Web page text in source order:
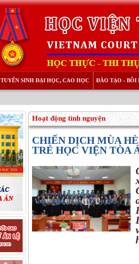
TUYỂN SINH ĐẠI HỌC, CAO HỌC ĐÀO TẠO - BỒI
Hoạt động tình nguyện
CHIẾN DỊCH MÙA
TRẺ HỌC VIỆN TÒA